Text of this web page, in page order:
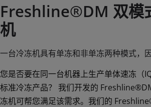
Freshline®DM 双模
机
一台冷冻机具有单冻和非单冻两种模式，
您是否要在同一台机器上生产单体速冻（
标准冷冻产品？ 我们开发的
冻机可帮您满足该需求。我们的